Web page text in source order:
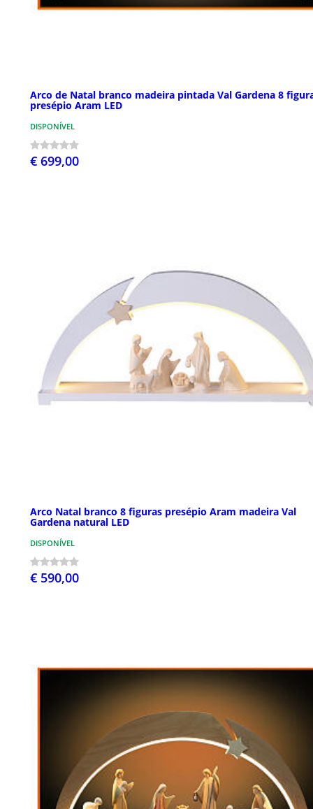
Arco de Natal branco madeira pintada Val Gardena 8
presépio Aram LED
DISPONÍVEL
€ 699,00
Arco Natal branco 8 figuras presépio Aram madeira Val
Gardena natural LED
DISPONÍVEL
€ 590,00